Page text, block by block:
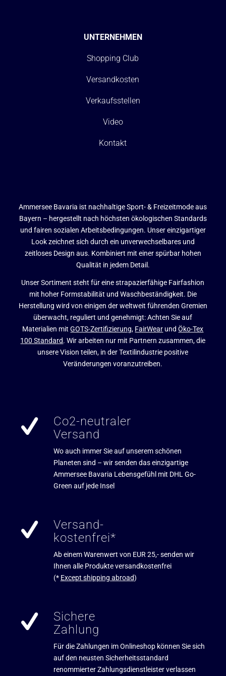
UNTERNEHMEN
Shopping Club
Versandkosten
Verkaufsstellen
Video
Kontakt
Ammersee Bavaria ist nachhaltige Sport- & Freizeitmode aus
Bayern – hergestellt nach höchsten ökologischen Standards
und fairen sozialen Arbeitsbedingungen. Unser einzigartiger
Look zeichnet sich durch ein unverwechselbares und
zeitloses Design aus. Kombiniert mit einer spürbar hohen
Qualität in jedem Detail.
Unser Sortiment steht für eine strapazierfähige Fairfashion
mit hoher Formstabilität und Waschbeständigkeit. Die
Herstellung wird von einigen der weltweit führenden Gremien
überwacht, reguliert und genehmigt: Achten Sie auf
Materialien mitGOTS-Zertifizierung, FairWear undÖko-Tex
100 Standard. Wir arbeiten nur mit Partnern zusammen, die
unsere Vision teilen, in der Textilindustrie positive
Veränderungen voranzutreiben.
Co2-neutraler
Versand
Wo auch immer Sie auf unserem schönen
Planeten sind – wir senden das einzigartige
Ammersee Bavaria Lebensgefühl mit DHL Go-
Green auf jede Insel
Versand-
kostenfrei*
Ab einem Warenwert von EUR 25,- senden wir
Ihnen alle Produkte versandkostenfrei
(* Except shipping abroad)
Sichere
Zahlung
Für die Zahlungen im Onlineshop können Sie sich
auf den neusten Sicherheitsstandard
renommierter Zahlungsdienstleister verlassen